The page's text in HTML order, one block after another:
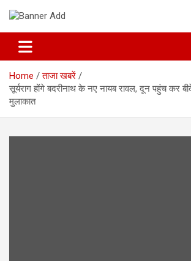
The Hillpost
Home
ताजा खबरें
सूर्यराग होंगे बदरीनाथ के नए नायब रावल, दून पहुंच कर
मुलाकात